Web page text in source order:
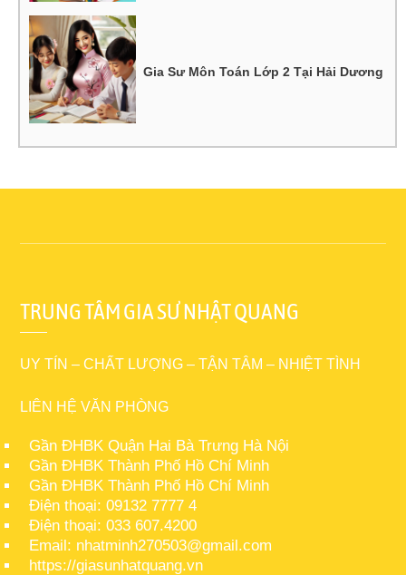
Gia Sư Môn Toán Lớp 2 Tại Hải Dương
TRUNG TÂM GIA SƯ NHẬT QUANG
UY TÍN – CHẤT LƯỢNG – TẬN TÂM – NHIỆT TÌNH
LIÊN HỆ VĂN PHÒNG
Gần ĐHBK Quận Hai Bà Trưng Hà Nội
Gần ĐHBK Thành Phố Hồ Chí Minh
Gần ĐHBK Thành Phố Hồ Chí Minh
Điện thoại: 09132 7777 4
Điện thoại: 033 607.4200
Email: nhatminh270503@gmail.com
https://giasunhatquang.vn